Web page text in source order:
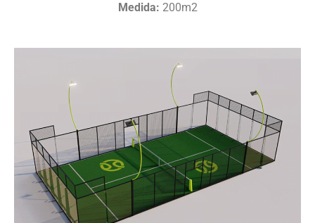
Medida: 200m2